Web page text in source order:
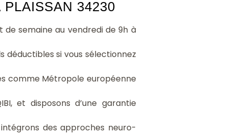
34230
de semaine au vendredi de 9h à
déductibles si vous sélectionnez
comme Métropole européenne
et disposons d’une garantie
des approches neuro-